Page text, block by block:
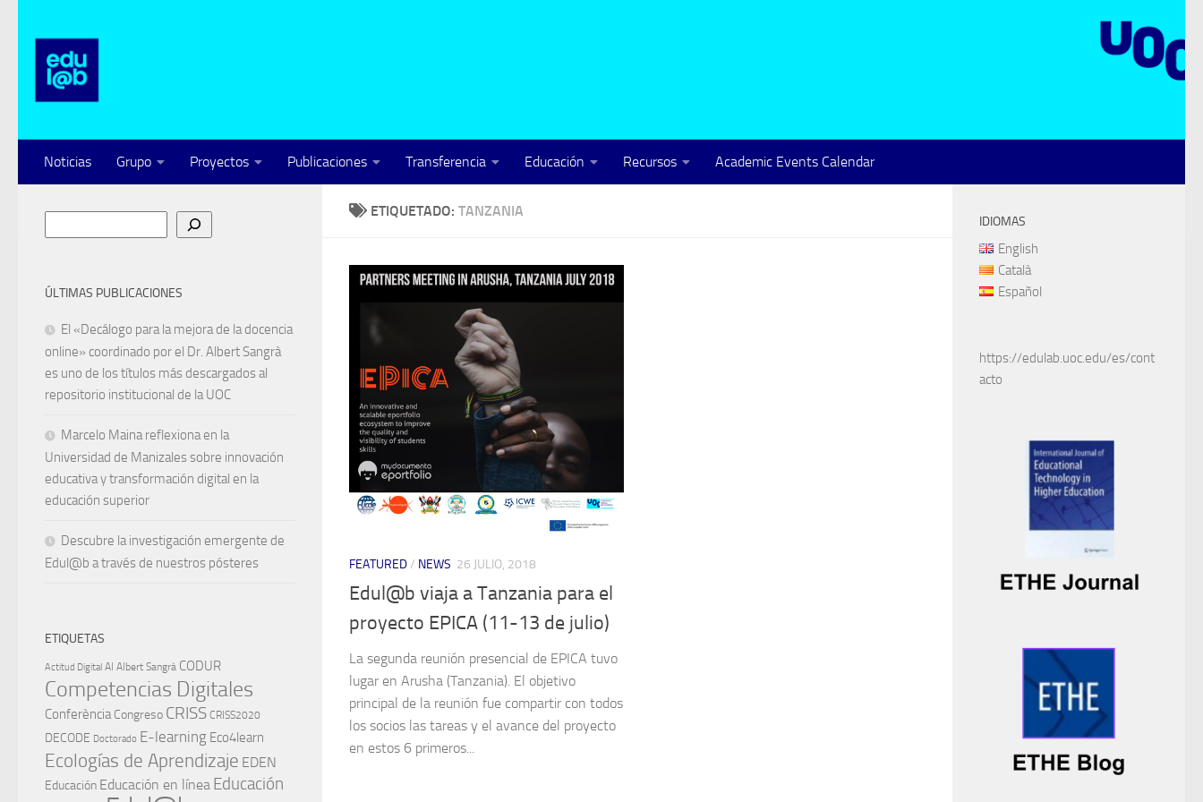
Noticias Grupo Proyectos Publicaciones Transferencia Educación Recursos Academic Events Calendar
ETIQUETADO: TANZANIA
FEATURED/ NEWS 26 JULIO, 2018
Edul@b viaja a Tanzania para el
proyecto EPICA (11-13 de julio)
La segunda reunión presencial de EPICA tuvo
lugar en Arusha (Tanzania). El objetivo
principal de la reunión fue compartir con todos
los socios las tareas y el avance del proyecto
en estos 6 primeros...
ÚLTIMAS PUBLICACIONES
El «Decálogo para la mejora de la docencia
online» coordinado por el Dr. Albert Sangrà
es uno de los títulos más descargados al
repositorio institucional de la UOC
Marcelo Maina reflexiona en la
Universidad de Manizales sobre innovación
educativa y transformación digital en la
educación superior
Descubre la investigación emergente de
Edul@b a través de nuestros pósteres
ETIQUETAS
Actitud Digital AI Albert Sangrà CODUR
Competencias Digitales
Conferència Congreso CRISS CRISS2020
DECODE Doctorado E-learning Eco4learn
Ecologías de Aprendizaje EDEN
Educación Educación en línea Educación
IDIOMAS
English
Català
Español
https://edulab.uoc.edu/es/cont
acto